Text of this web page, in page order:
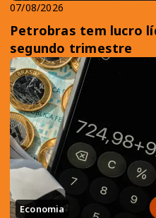
07/08/2026
Petrobras tem lucro
segundo trimestre
Economia